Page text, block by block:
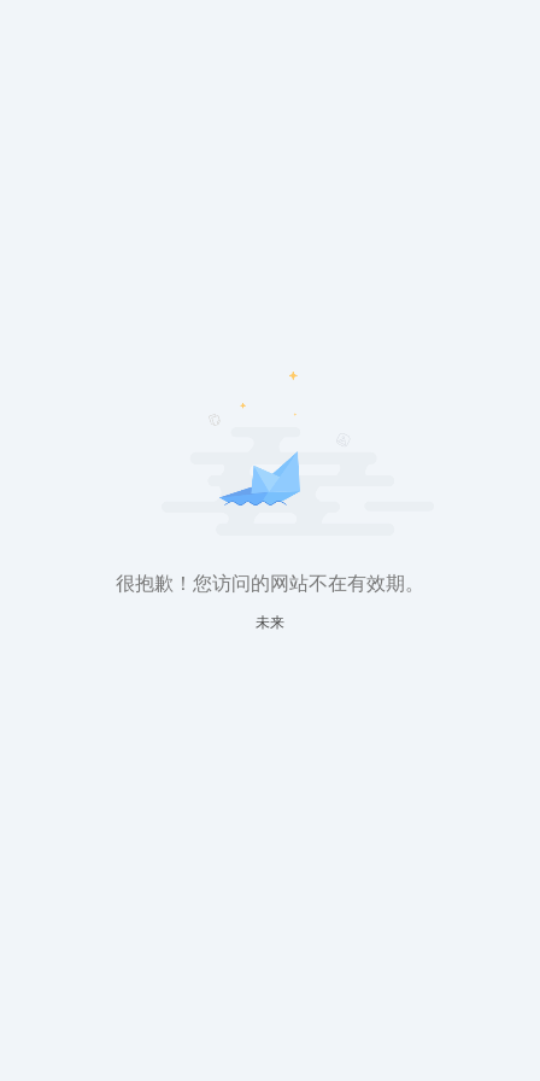
很抱歉！您访问的网站不在有效期。
未来